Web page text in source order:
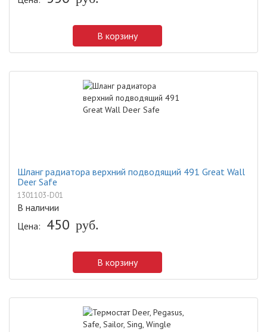
В корзину
Шланг радиатора верхний подводящий 491 Great Wall
Deer Safe
1301103-D01
В наличии
Цена: 450 руб.
В корзину